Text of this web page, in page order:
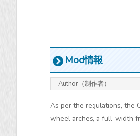
Mod情報
Author（制作者）
As per the regulations, the
wheel arches, a full-width